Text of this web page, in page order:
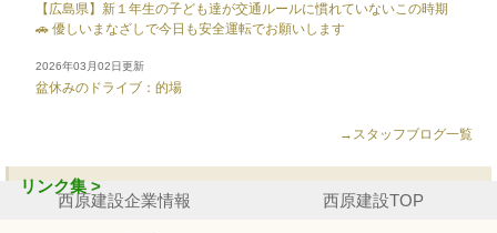
【広島県】新１年生の子ども達が交通ルールに慣れていないこの時期
🚗 優しいまなざしで今日も安全運転でお願いします
2026年03月02日更新
盆休みのドライブ：的場
→スタッフブログ一覧
リンク集 >
西原建設企業情報 西原建設TOP